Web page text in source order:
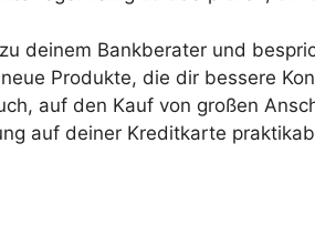
deinem Bankberater und
Produkte, die dir bessere
auf den Kauf von großen
auf deiner Kreditkarte